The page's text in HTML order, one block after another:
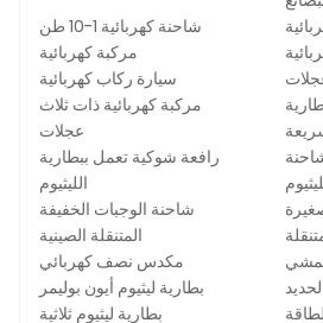
شاحنة كهربائية 1-10 طن
مركبة كهربائية
سيارة ركاب كهربائية
مركبة كهربائية ذات ثلاث
عجلات
رافعة شوكية تعمل ببطارية
الليثيوم
شاحنة الوجبات الخفيفة
المتنقلة الصينية
مكدس نصف كهربائي
بطارية ليثيوم أيون بوليمر
بطارية ليثيوم ثلاثية